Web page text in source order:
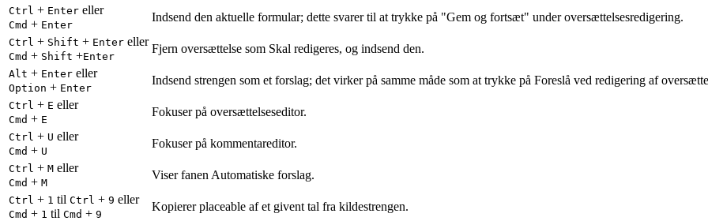
Ctrl + Enter eller
Cmd + Enter
Indsend den aktuelle formular; dette svarer til at trykke på "Gem og fortsæt" under oversættelsesredigering.
Ctrl + Shift + Enter eller
Cmd + Shift +Enter
Fjern oversættelse som Skal redigeres, og indsend den.
Alt + Enter eller
Option + Enter
Indsend strengen som et forslag; det virker på samme måde som at trykke på Foreslå ved redigering af
Ctrl + E eller
Cmd + E
Fokuser på oversættelseseditor.
Ctrl + U eller
Cmd + U
Fokuser på kommentareditor.
Ctrl + M eller
Cmd + M
Viser fanen Automatiske forslag.
Ctrl + 1 til Ctrl + 9 eller
Cmd + 1 til Cmd + 9
Kopierer placeable af et givent tal fra kildestrengen.